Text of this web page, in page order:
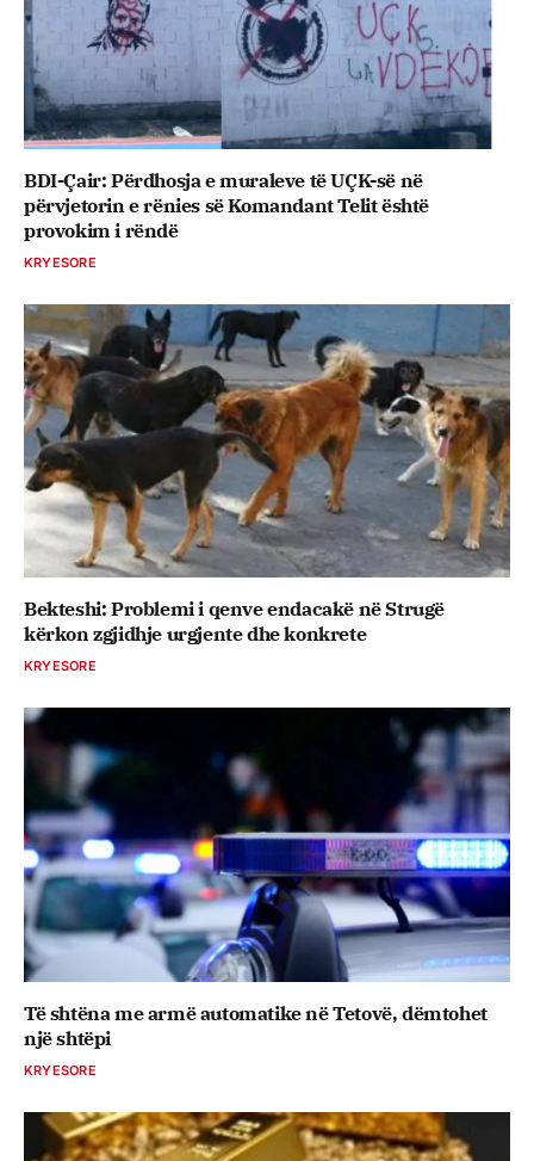
BDI-Çair: Përdhosja e muraleve të UÇK-së në
përvjetorin e rënies së Komandant Telit është
provokim i rëndë
KRYESORE
Bekteshi: Problemi i qenve endacakë në Strugë
kërkon zgjidhje urgjente dhe konkrete
KRYESORE
Të shtëna me armë automatike në Tetovë, dëmtohet
një shtëpi
KRYESORE